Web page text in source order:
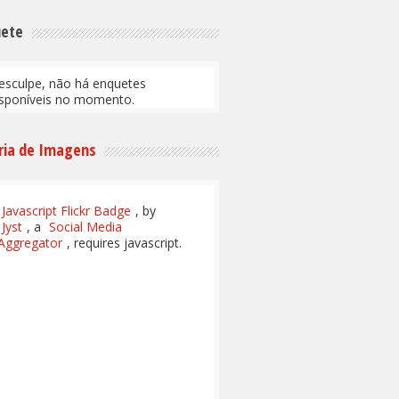
não há enquetes
no momento.
de Imagens
Javascript Flickr Badge , by
Jyst , a Social Media
, requires javascript.